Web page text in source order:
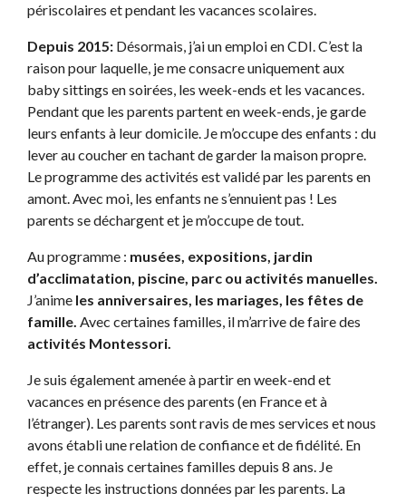
périscolaires et pendant les vacances scolaires.
Depuis 2015: Désormais, j’ai un emploi en CDI. C’est la
raison pour laquelle, je me consacre uniquement aux
baby sittings en soirées, les week-ends et les vacances.
Pendant que les parents partent en week-ends, je garde
leurs enfants à leur domicile. Je m’occupe des enfants : du
lever au coucher en tachant de garder la maison propre.
Le programme des activités est validé par les parents en
amont. Avec moi, les enfants ne s’ennuient pas ! Les
parents se déchargent et je m’occupe de tout.
Au programme : musées, expositions, jardin
d’acclimatation, piscine, parc ou activités manuelles.
J’anime les anniversaires, les mariages, les fêtes de
famille. Avec certaines familles, il m’arrive de faire des
activités Montessori.
Je suis également amenée à partir en week-end et
vacances en présence des parents (en France et à
l’étranger). Les parents sont ravis de mes services et nous
avons établi une relation de confiance et de fidélité. En
effet, je connais certaines familles depuis 8 ans. Je
respecte les instructions données par les parents. La